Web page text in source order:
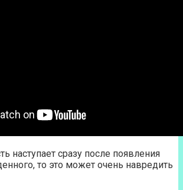
наступает сразу после появления
то это может очень навредить